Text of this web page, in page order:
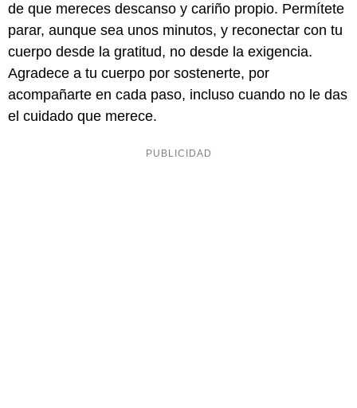
de que mereces descanso y cariño propio. Permítete
parar, aunque sea unos minutos, y reconectar con tu
cuerpo desde la gratitud, no desde la exigencia.
Agradece a tu cuerpo por sostenerte, por
acompañarte en cada paso, incluso cuando no le das
el cuidado que merece.